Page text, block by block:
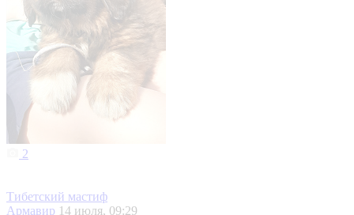
2
Тибетский мастиф
Армавир 14 июля, 09:29